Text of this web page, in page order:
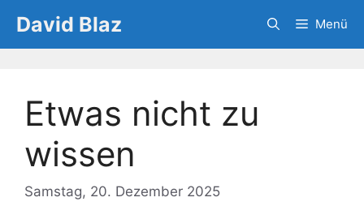
Inhalt
springen
David Blaz Menü
Etwas nicht zu
wissen
Samstag, 20. Dezember 2025